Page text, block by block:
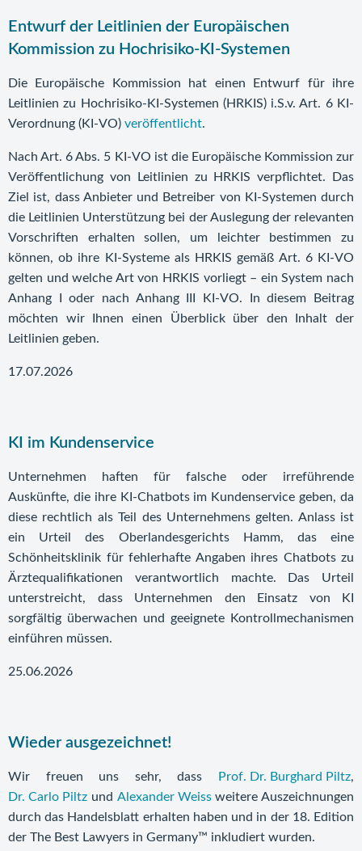
Entwurf der Leitlinien der Europäischen
Kommission zu Hochrisiko-KI-Systemen
Die Europäische Kommission hat einen Entwurf für ihre
Leitlinien zu Hochrisiko-KI-Systemen (HRKIS) i.S.v. Art. 6 KI-
Verordnung (KI-VO) veröffentlicht.
Nach Art. 6 Abs. 5 KI-VO ist die Europäische Kommission zur
Veröffentlichung von Leitlinien zu HRKIS verpflichtet. Das
Ziel ist, dass Anbieter und Betreiber von KI-Systemen durch
die Leitlinien Unterstützung bei der Auslegung der relevanten
Vorschriften erhalten sollen, um leichter bestimmen zu
können, ob ihre KI-Systeme als HRKIS gemäß Art. 6 KI-VO
gelten und welche Art von HRKIS vorliegt – ein System nach
Anhang I oder nach Anhang III KI-VO. In diesem Beitrag
möchten wir Ihnen einen Überblick über den Inhalt der
Leitlinien geben.
17.07.2026
KI im Kundenservice
Unternehmen haften für falsche oder irreführende
Auskünfte, die ihre KI-Chatbots im Kundenservice geben, da
diese rechtlich als Teil des Unternehmens gelten. Anlass ist
ein Urteil des Oberlandesgerichts Hamm, das eine
Schönheitsklinik für fehlerhafte Angaben ihres Chatbots zu
Ärztequalifikationen verantwortlich machte. Das Urteil
unterstreicht, dass Unternehmen den Einsatz von KI
sorgfältig überwachen und geeignete Kontrollmechanismen
einführen müssen.
25.06.2026
Wieder ausgezeichnet!
Wir freuen uns sehr, dass Prof. Dr. Burghard Piltz,
Dr. Carlo Piltz und Alexander Weissweitere Auszeichnungen
durch das Handelsblatt erhalten haben und in der 18. Edition
der The Best Lawyers in Germany™ inkludiert wurden.